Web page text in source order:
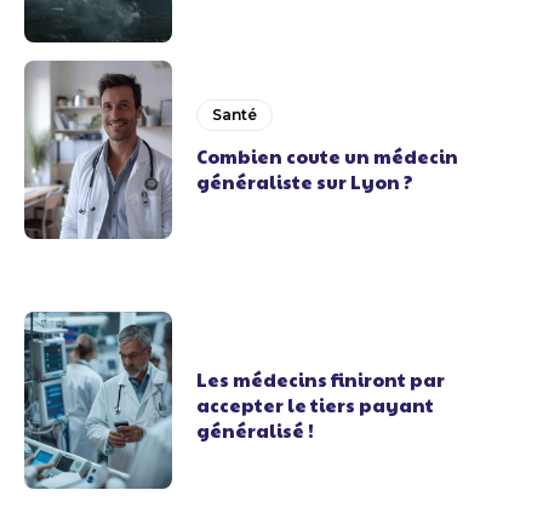
Santé
Combien coute un médecin
généraliste sur Lyon ?
Les médecins finiront par
accepter le tiers payant
généralisé !